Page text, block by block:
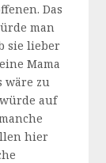
Das
man
sie lieber
Mama
wäre zu
auf
hier